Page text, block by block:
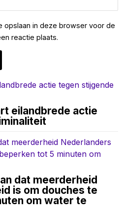
opslaan in deze browser voor de
reactie plaats.
eilandbrede actie
dat meerderheid
is om douches te
om water te